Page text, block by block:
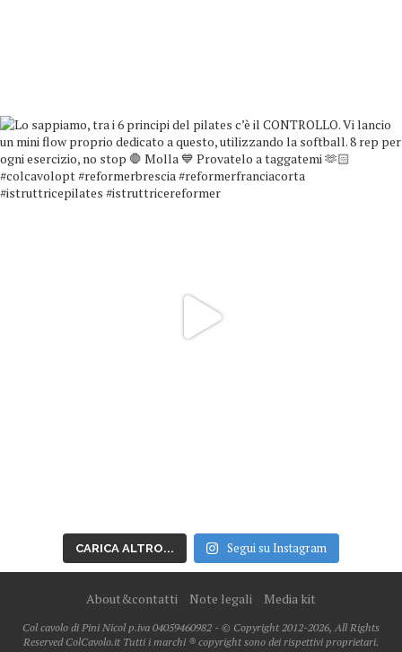
CARICA ALTRO... Segui su Instagram
About&contatti Note legali Media kit
Col cavolo di Pini Nicol p.iva 04059460982 - © Copyright 2012-2026, All Rights
Reserved ColCavolo.it Tutti i marchi ® copyright sono dei rispettivi proprietari.